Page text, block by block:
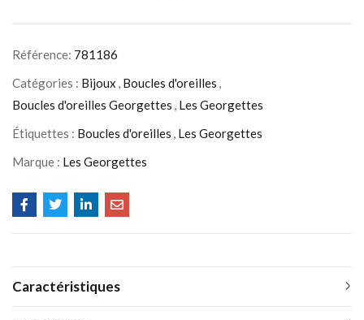
Référence: 781186
Catégories : Bijoux , Boucles d'oreilles ,
Boucles d'oreilles Georgettes , Les Georgettes
Étiquettes : Boucles d'oreilles , Les Georgettes
Marque : Les Georgettes
Caractéristiques